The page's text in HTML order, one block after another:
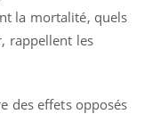
la mortalité, quels
rappellent les
des effets opposés